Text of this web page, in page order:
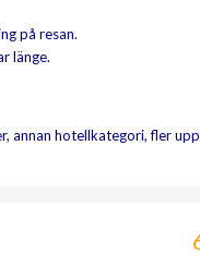
på resan.
länge.
annan hotellkategori, fler